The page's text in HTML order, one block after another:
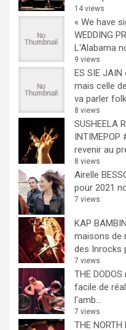
14 views
« We have
WEDDING
L'Alabama
9 views
ES SIE
mais celle
va parler
8 views
SUSHEELA
INTIMEPOP
revenir au
8 views
Airelle
pour 2021
7 views
KAP
maisons de
des Inrocks
7 views
THE
facile de
l'amb...
7 views
THE NORTH